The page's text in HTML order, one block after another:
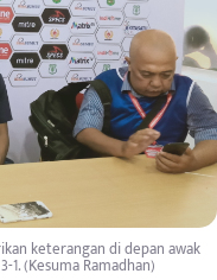
keterangan di depan awak
1. (Kesuma Ramadhan)